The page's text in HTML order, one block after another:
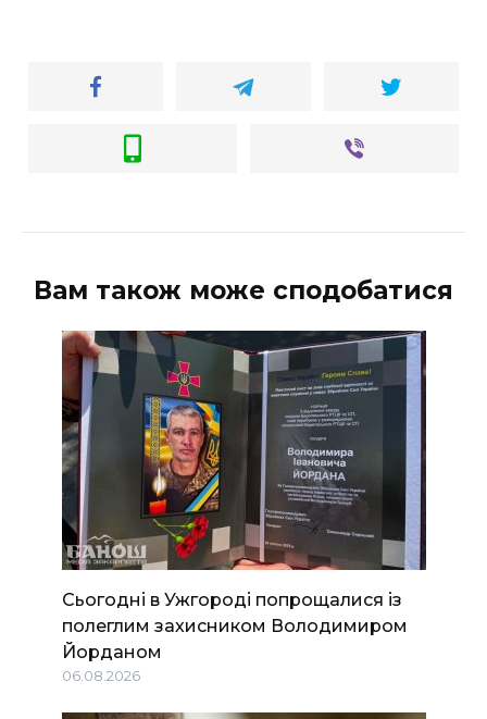
Вам також може сподобатися
Сьогодні в Ужгороді попрощалися із
полеглим захисником Володимиром
Йорданом
06.08.2026